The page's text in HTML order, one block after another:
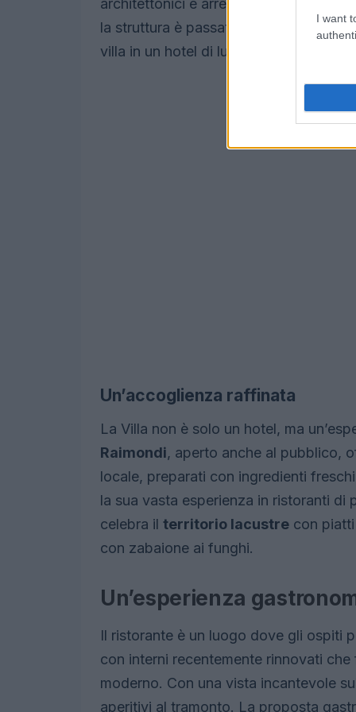
I want
architettonici e arredi originali che
la struttura è passata sotto la
villa in un hotel di lusso, con 53
Un’accoglienza raffinata
La Villa non è solo un hotel, ma
Raimondi, aperto anche al pubblico,
locale, preparati con ingredienti
la sua vasta esperienza in ristoranti di
celebra il territorio lacustre con
con zabaione ai funghi.
Un’esperienza
Il ristorante è un luogo dove gli ospiti
con interni recentemente rinnovati
moderno. Con una vista incantevole
aperitivi al tramonto. La proposta